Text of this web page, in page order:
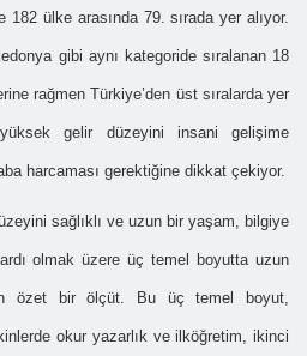
182 ülke arasında 79. sırada yer alıyor.
gibi aynı kategoride sıralanan 18
rağmen Türkiye’den üst sıralarda yer
gelir düzeyini insani gelişime
harcaması gerektiğine dikkat çekiyor.
sağlıklı ve uzun bir yaşam, bilgiye
olmak üzere üç temel boyutta uzun
özet bir ölçüt. Bu üç temel boyut,
okur yazarlık ve ilköğretim, ikinci